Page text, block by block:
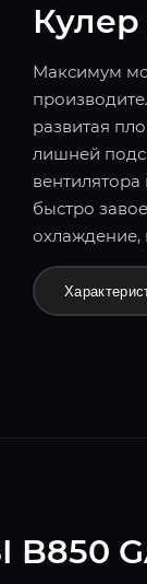
Кулер
Максимум
развитая
лишней
быстро
охлаждение,